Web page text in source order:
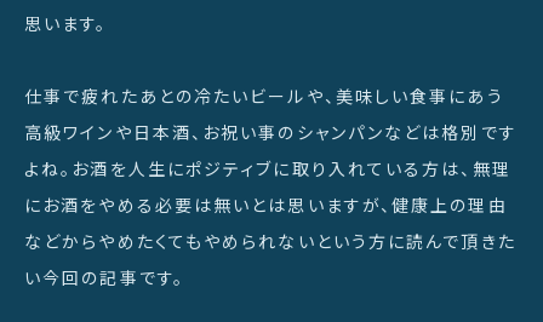
思います。
仕事で疲れたあとの冷たいビールや、美味しい食事にあう
高級ワインや日本酒、お祝い事のシャンパンなどは格別です
よね。お酒を人生にポジティブに取り入れている方は、無理
にお酒をやめる必要は無いとは思いますが、健康上の理由
などからやめたくてもやめられないという方に読んで頂きた
い今回の記事です。